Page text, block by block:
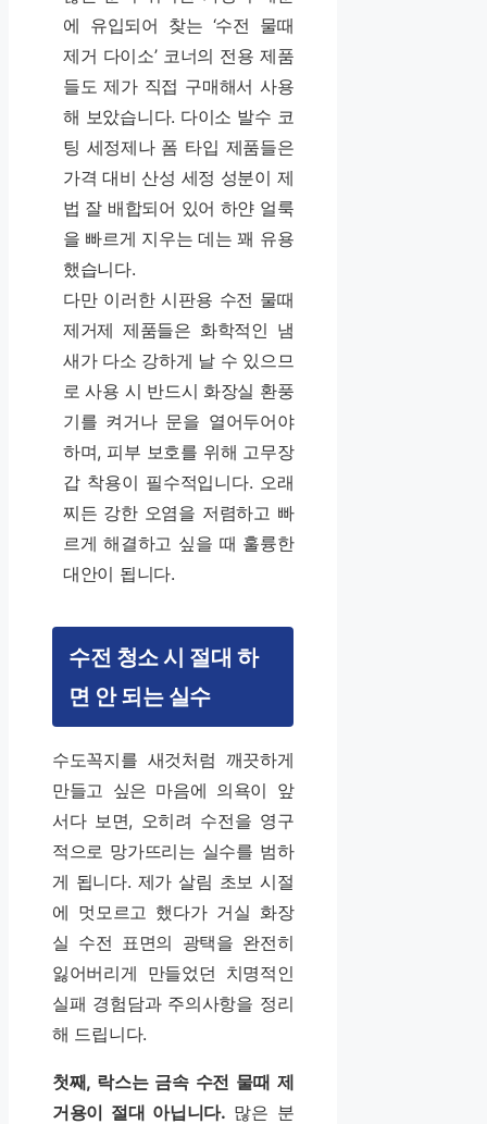
에 유입되어 찾는 ‘수전 물때
제거 다이소’ 코너의 전용 제품
들도 제가 직접 구매해서 사용
해 보았습니다. 다이소 발수 코
팅 세정제나 폼 타입 제품들은
가격 대비 산성 세정 성분이 제
법 잘 배합되어 있어 하얀 얼룩
을 빠르게 지우는 데는 꽤 유용
했습니다.
다만 이러한 시판용 수전 물때
제거제 제품들은 화학적인 냄
새가 다소 강하게 날 수 있으므
로 사용 시 반드시 화장실 환풍
기를 켜거나 문을 열어두어야
하며, 피부 보호를 위해 고무장
갑 착용이 필수적입니다. 오래
찌든 강한 오염을 저렴하고 빠
르게 해결하고 싶을 때 훌륭한
대안이 됩니다.
수전 청소 시 절대 하
면 안 되는 실수
수도꼭지를 새것처럼 깨끗하게
만들고 싶은 마음에 의욕이 앞
서다 보면, 오히려 수전을 영구
적으로 망가뜨리는 실수를 범하
게 됩니다. 제가 살림 초보 시절
에 멋모르고 했다가 거실 화장
실 수전 표면의 광택을 완전히
잃어버리게 만들었던 치명적인
실패 경험담과 주의사항을 정리
해 드립니다.
첫째, 락스는 금속 수전 물때 제
거용이 절대 아닙니다. 많은 분